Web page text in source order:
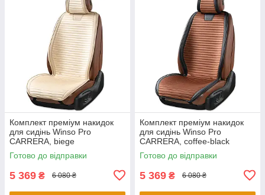
Комплект преміум накидок
для сидінь Winso Pro
СARRERA, biege
Готово до відправки
5 369 ₴ 6 080 ₴
Комплект преміум накидок
для сидінь Winso Pro
СARRERA, coffee-black
Готово до відправки
5 369 ₴ 6 080 ₴